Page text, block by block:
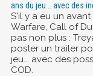
ans du jeu... avec des
S'il y a eu un
Warfare, Call of
pas non plus :
poster un trailer
jeu... avec des
COD.